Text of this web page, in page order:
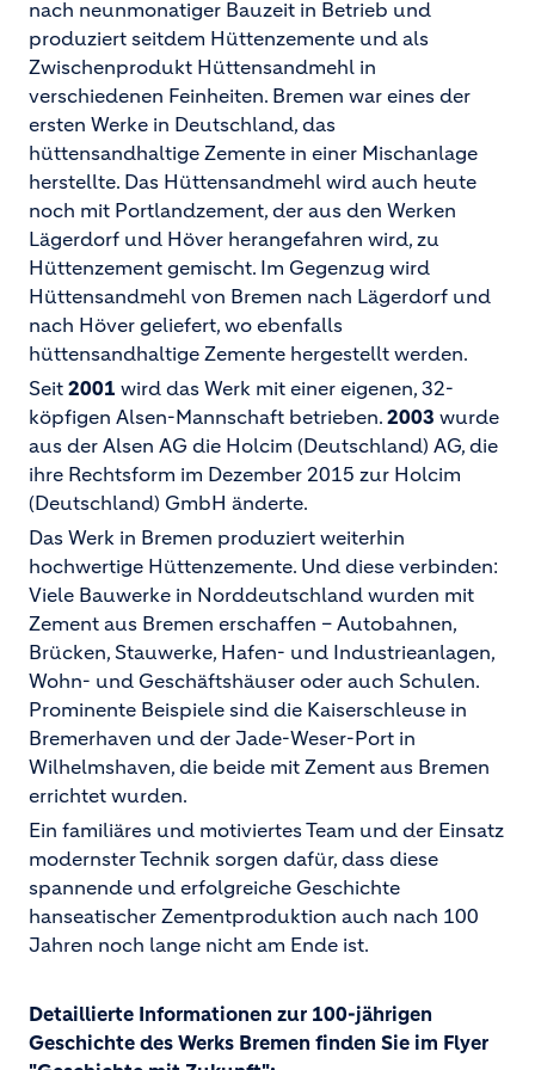
nach neunmonatiger Bauzeit in Betrieb und
produziert seitdem Hüttenzemente und als
Zwischenprodukt Hüttensandmehl in
verschiedenen Feinheiten. Bremen war eines der
ersten Werke in Deutschland, das
hüttensandhaltige Zemente in einer Mischanlage
herstellte. Das Hüttensandmehl wird auch heute
noch mit Portlandzement, der aus den Werken
Lägerdorf und Höver herangefahren wird, zu
Hüttenzement gemischt. Im Gegenzug wird
Hüttensandmehl von Bremen nach Lägerdorf und
nach Höver geliefert, wo ebenfalls
hüttensandhaltige Zemente hergestellt werden.
Seit 2001 wird das Werk mit einer eigenen, 32-
köpfigen Alsen-Mannschaft betrieben. 2003 wurde
aus der Alsen AG die Holcim (Deutschland) AG, die
ihre Rechtsform im Dezember 2015 zur Holcim
(Deutschland) GmbH änderte.
Das Werk in Bremen produziert weiterhin
hochwertige Hüttenzemente. Und diese verbinden:
Viele Bauwerke in Norddeutschland wurden mit
Zement aus Bremen erschaffen – Autobahnen,
Brücken, Stauwerke, Hafen- und Industrieanlagen,
Wohn- und Geschäftshäuser oder auch Schulen.
Prominente Beispiele sind die Kaiserschleuse in
Bremerhaven und der Jade-Weser-Port in
Wilhelmshaven, die beide mit Zement aus Bremen
errichtet wurden.
Ein familiäres und motiviertes Team und der Einsatz
modernster Technik sorgen dafür, dass diese
spannende und erfolgreiche Geschichte
hanseatischer Zementproduktion auch nach 100
Jahren noch lange nicht am Ende ist.
Detaillierte Informationen zur 100-jährigen
Geschichte des Werks Bremen finden Sie im Flyer